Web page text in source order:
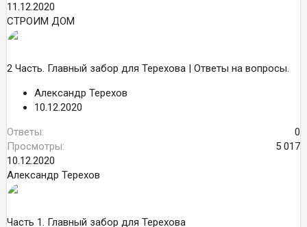
11.12.2020
СТРОИМ ДОМ
2 Часть. Главный забор для Терехова | Ответы на вопросы.
Александр Терехов
10.12.2020
Ответы
0
Просмотры
5 017
10.12.2020
Александр Терехов
Часть 1. Главный забор для Терехова